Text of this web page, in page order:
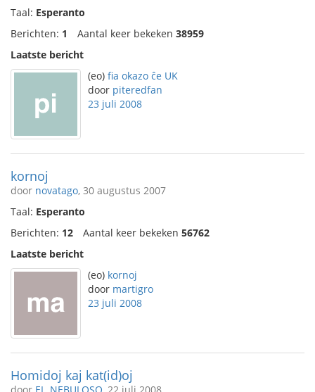
Taal: Esperanto
Berichten: 1 Aantal keer bekeken 38959
Laatste bericht
(eo) fia okazo ĉe UK
door piteredfan
23 juli 2008
kornoj
door novatago, 30 augustus 2007
Taal: Esperanto
Berichten: 12 Aantal keer bekeken 56762
Laatste bericht
(eo) kornoj
door martigro
23 juli 2008
Homidoj kaj kat(id)oj